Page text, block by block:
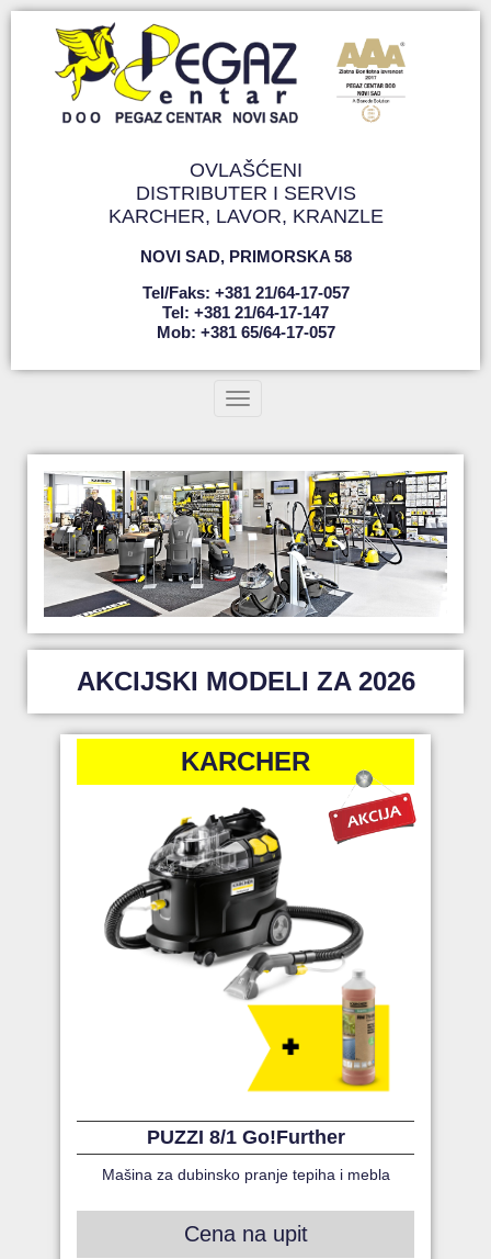
OVLAŠĆENI
DISTRIBUTER I SERVIS
KARCHER, LAVOR, KRANZLE
NOVI SAD, PRIMORSKA 58
Tel/faks: +381 21/64-17-057
Tel: +381 21/64-17-147
Mob: +381 65/64-17-057
Toggle navigation
AKCIJSKI MODELI ZA 2026
KARCHER
PUZZI 8/1 Go!Further
Mašina za dubinsko pranje tepiha i mebla
Cena na upit